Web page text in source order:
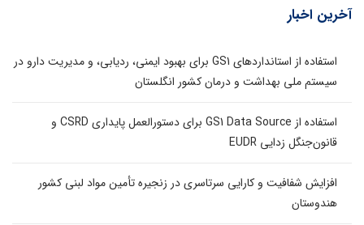
آخرین اخبار
استفاده از استانداردهای GS1 برای بهبود ایمنی، ردیابی، و مدیریت دارو در
سیستم ملی بهداشت و درمان کشور انگلستان
استفاده از GS1 Data Source برای دستورالعمل پایداری CSRD و
قانون‌جنگل زدایی EUDR
افزایش شفافیت و کارایی سرتاسری در زنجیره تأمین مواد لبنی کشور
هندوستان